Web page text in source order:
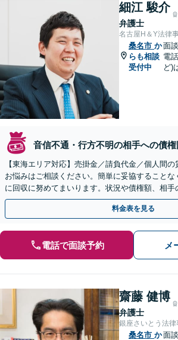
細江 駿介
弁護士
名古屋H＆Y法律
桑名市 か
らも相談
受付中
面
電
ど)
音信不通・行方不明の相手への債権
【東海エリア対応】売掛金／請負代金／個人間
お悩みはご相談ください。簡単に妥協すること
に回収に努めてまいります。状況や債権額、相手
効果的な方法を臨機応変に対応いたします【土日
料金表を見る
電話で面談予約 メ
齋藤 健博
弁護士
銀座さいとう法律
桑名市 か面